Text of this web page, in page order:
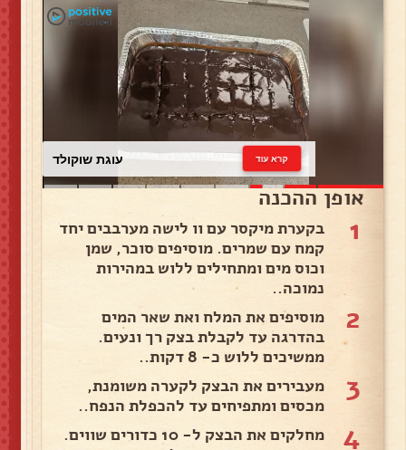
עוגת שוקולד קרא עוד
אופן ההכנה
1
בקערת מיקסר עם וו לישה מערבבים יחד
קמח עם שמרים. מוסיפים סוכר, שמן
וכוס מים ומתחילים ללוש במהירות
נמוכה..
2
מוסיפים את המלח ואת שאר המים
בהדרגה עד לקבלת בצק רך ונעים.
ממשיכים ללוש כ- 8 דקות..
3
מעבירים את הבצק לקערה משומנת,
מכסים ומתפיחים עד להכפלת הנפח..
4
מחלקים את הבצק ל- 10 כדורים שווים.